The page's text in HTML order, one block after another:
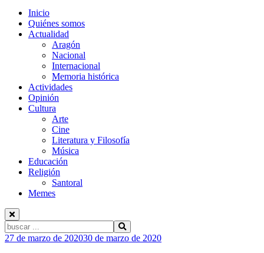
Inicio
Quiénes somos
Actualidad
Aragón
Nacional
Internacional
Memoria histórica
Actividades
Opinión
Cultura
Arte
Cine
Literatura y Filosofía
Música
Educación
Religión
Santoral
Memes
Buscar:
Ir
27 de marzo de 202030 de marzo de 2020